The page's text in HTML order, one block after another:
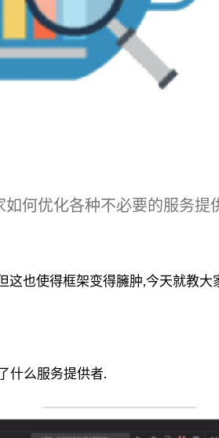
何优化各种不必要的服务提
这也使得框架变得臃肿,今天就教大
什么服务提供者.